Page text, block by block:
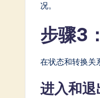
况。
步骤3
在状态和转换关
进入和退